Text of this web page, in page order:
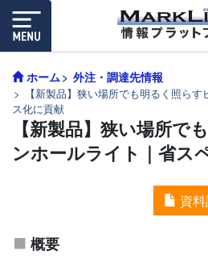
ホーム 外注・調達先情報
【新製品】狭い場所でも明るく照ら
ス化に貢献
【新製品】狭い場所で
ンホールライト｜省ス
資
概要